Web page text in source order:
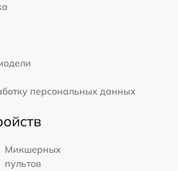
персональных данных
Микшерных
пультов